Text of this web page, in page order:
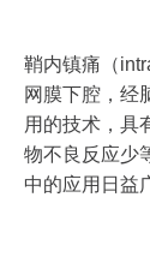
鞘内镇痛（
网膜下腔，经
用的技术，具
物不良反应少
中的应用日益